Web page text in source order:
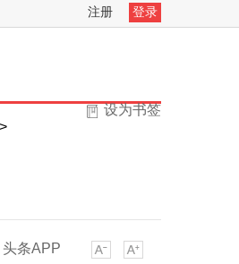
注册 登录
设为书签
>
头条APP